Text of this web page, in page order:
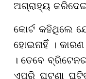
ଅଗ୍ରାହ୍ୟ
କୋର୍ଟ କହିଥିଲେ
ହୋଇନାହିଁ ।
। ତେବେ
ଏପରି ଘଟଣା